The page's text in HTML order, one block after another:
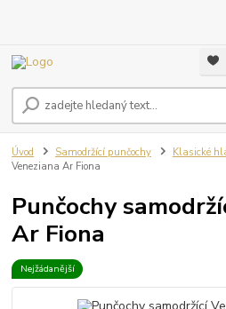
Úvod Samodržící punčochy Klasické
Veneziana Ar Fiona
Punčochy
Ar Fiona
Nejžádanější